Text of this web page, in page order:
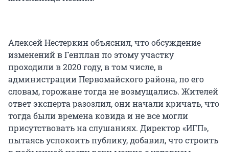
Алексей Нестеркин объяснил, что обсуждение
изменений в Генплан по этому участку
проходили в 2020 году, в том числе, в
администрации Первомайского района, по его
словам, горожане тогда не возмущались. Жителей
ответ эксперта разозлил, они начали кричать, что
тогда были времена ковида и не все могли
присутствовать на слушаниях. Директор «ИГП»,
пытаясь успокоить публику, добавил, что строить